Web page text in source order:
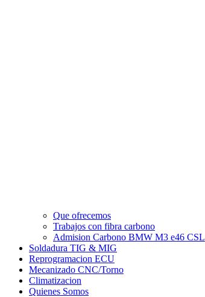
Que ofrecemos
Trabajos con fibra carbono
Admision Carbono BMW M3 e46 CSL
Soldadura TIG & MIG
Reprogramacion ECU
Mecanizado CNC/Torno
Climatizacion
Quienes Somos